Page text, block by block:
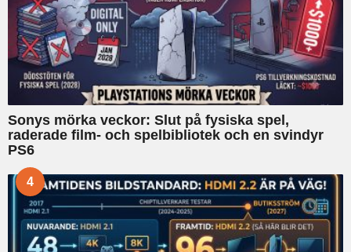
Sonys mörka veckor: Slut på fysiska spel,
raderade film- och spelbibliotek och en svindyr
PS6
4